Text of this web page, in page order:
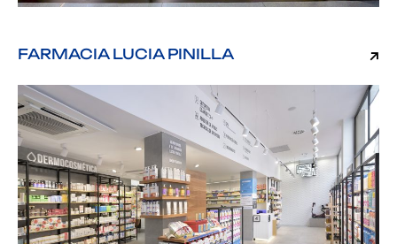
FARMACIA LUCIA PINILLA